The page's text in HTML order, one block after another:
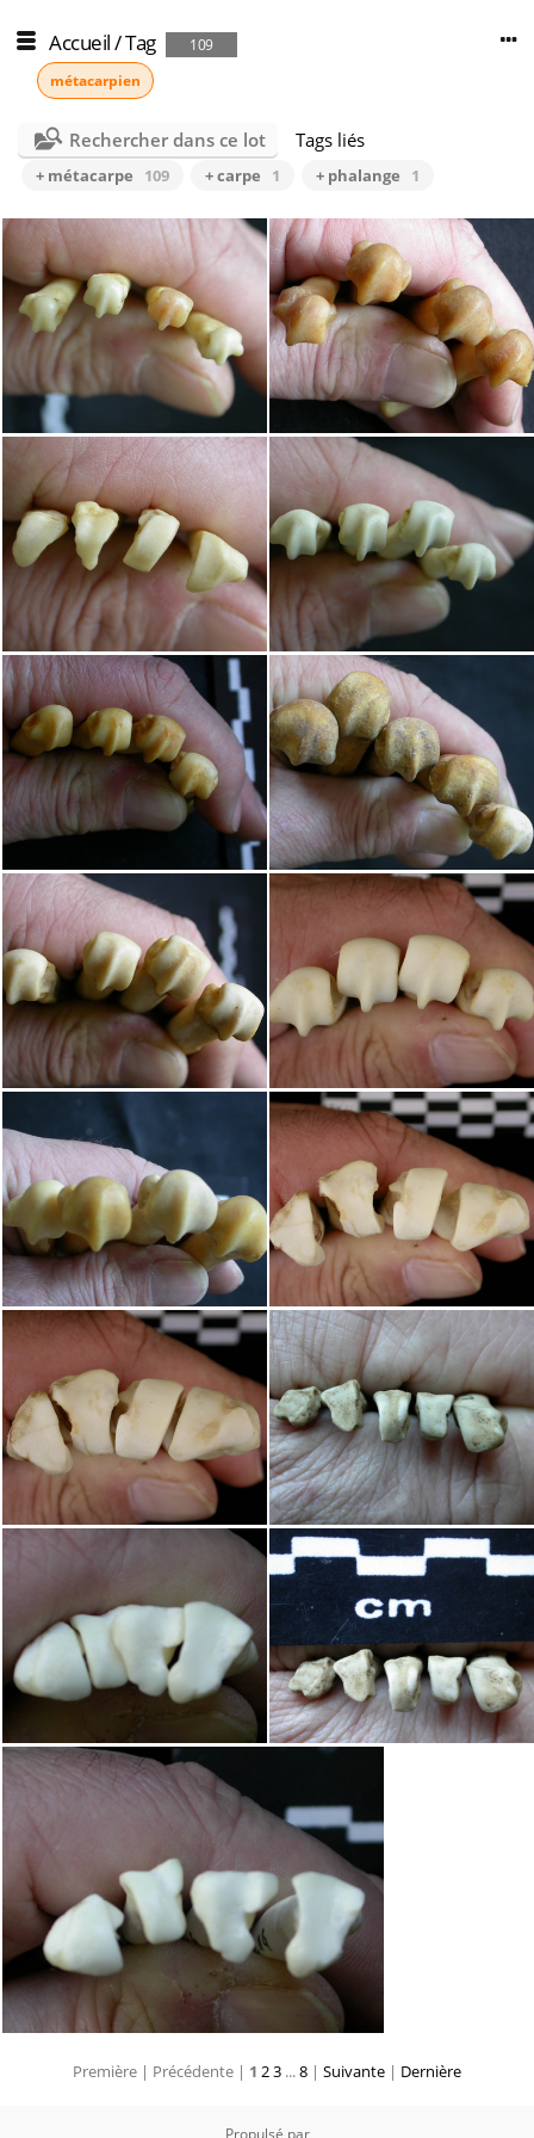
Accueil/Tag
109
métacarpien
Rechercher dans ce lot Tags liés
+ métacarpe 109 + carpe 1 + phalange 1
Première | Précédente | 1 23 ...8 | Suivante | Dernière
Propulsé par